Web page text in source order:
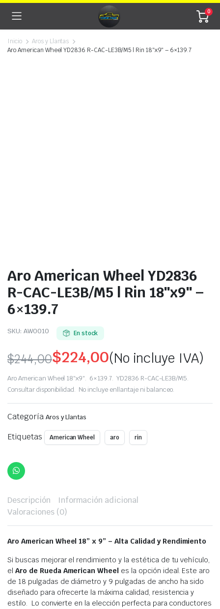
0
Inicio
Aros y Llantas
Aro American Wheel YD2836 R-CAC-LE3B/M5 | Rin 18″x9″ – 6×139.7
Aro American Wheel YD2836
R-CAC-LE3B/M5 | Rin 18″x9″ –
6×139.7
SKU: AW0010 En stock
$244,00
Original
price
was:
$244,00.
$224,00
Current
price
is:
$224,00.
(No incluye IVA)
Aro American Wheel 18″x9″. 6×139.7. YD2836 R-CAC-LE3B/M5.
Consultar disponibilidad. No incluye enllantaje ni balanceo.
Categoría Aros y Llantas
Etiquetas American Wheel aro rin
Descripción
Información adicional
Valoraciones (0)
Aro American Wheel 18” x 9” –Alta Calidad y Rendimiento
Si buscas mejorar el rendimiento y la estética de tu vehículo,
el Aro de Rueda American Wheel es la opción ideal. Este aro
de 18 pulgadas de diámetro y 9 pulgadas de ancho ha sido
diseñado para ofrecerte la máxima calidad, resistencia y
estilo. Lo convierte en la elección perfecta para conductores